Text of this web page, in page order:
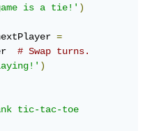
is a tie!' )
=
# Swap turns.
)
tic-tac-toe